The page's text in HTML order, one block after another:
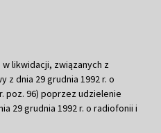
likwidacji, związanych z
z dnia 29 grudnia 1992 r. o
poz. 96) poprzez udzielenie
29 grudnia 1992 r. o radiofonii i